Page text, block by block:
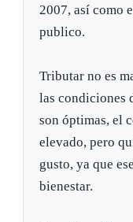
2007, así como
publico.
Tributar no es
las condiciones
son óptimas, el
elevado, pero
gusto, ya que
bienestar.